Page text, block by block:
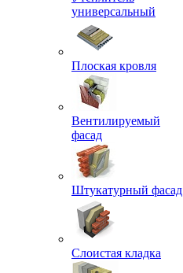
универсальный
Плоская кровля
Вентилируемый
фасад
Штукатурный фасад
Слоистая кладка